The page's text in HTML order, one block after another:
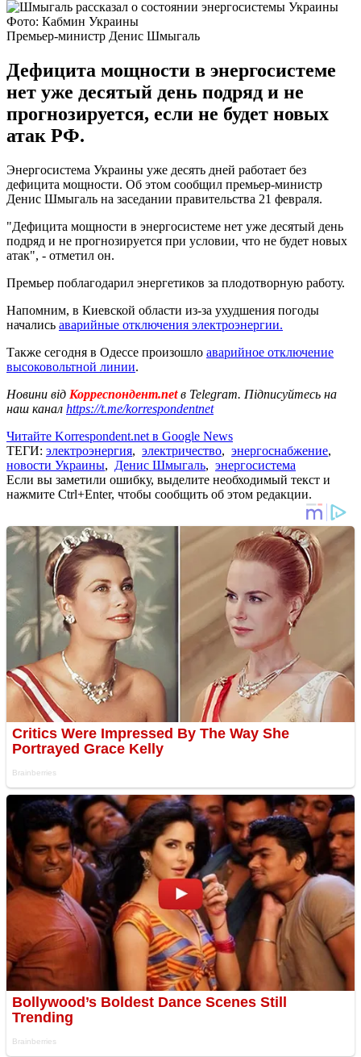
Фото: Кабмин Украины
Премьер-министр Денис Шмыгаль
Дефицита мощности в энергосистеме
нет уже десятый день подряд и не
прогнозируется, если не будет новых
атак РФ.
Энергосистема Украины уже десять дней работает без
дефицита мощности. Об этом сообщил премьер-министр
Денис Шмыгаль на заседании правительства 21 февраля.
"Дефицита мощности в энергосистеме нет уже десятый день
подряд и не прогнозируется при условии, что не будет новых
атак", - отметил он.
Премьер поблагодарил энергетиков за плодотворную работу.
Напомним, в Киевской области из-за ухудшения погоды
начались аварийные отключения электроэнергии.
Также сегодня в Одессе произошло аварийное отключение
высоковольтной линии.
Новини від Корреспондент.netв Telegram. Підписуйтесь на
наш канал https://t.me/korrespondentnet
Читайте Korrespondent.net в Google News
ТЕГИ: электроэнергия, электричество, энергоснабжение,
новости Украины, Денис Шмыгаль, энергосистема
Если вы заметили ошибку, выделите необходимый текст и
нажмите Ctrl+Enter, чтобы сообщить об этом редакции.